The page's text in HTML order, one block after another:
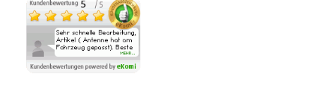
Ähnliche Produkte anzeigen